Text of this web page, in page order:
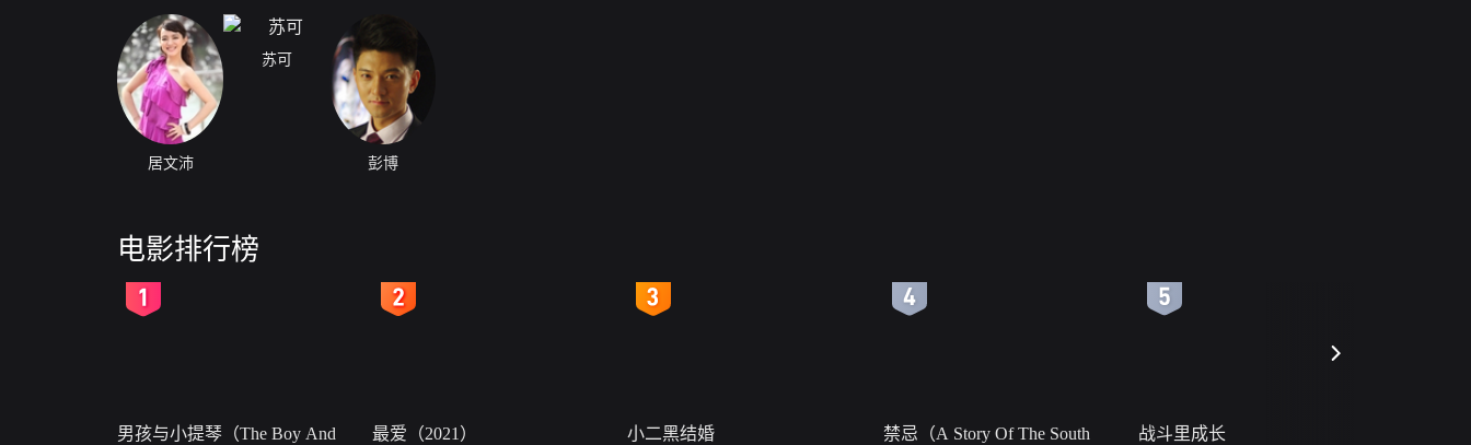
居文沛
苏可
彭博
电影排行榜
男孩与小提琴（The Boy And
最爱（2021） 小二黑结婚
禁忌（A Story Of The South
战斗里成长